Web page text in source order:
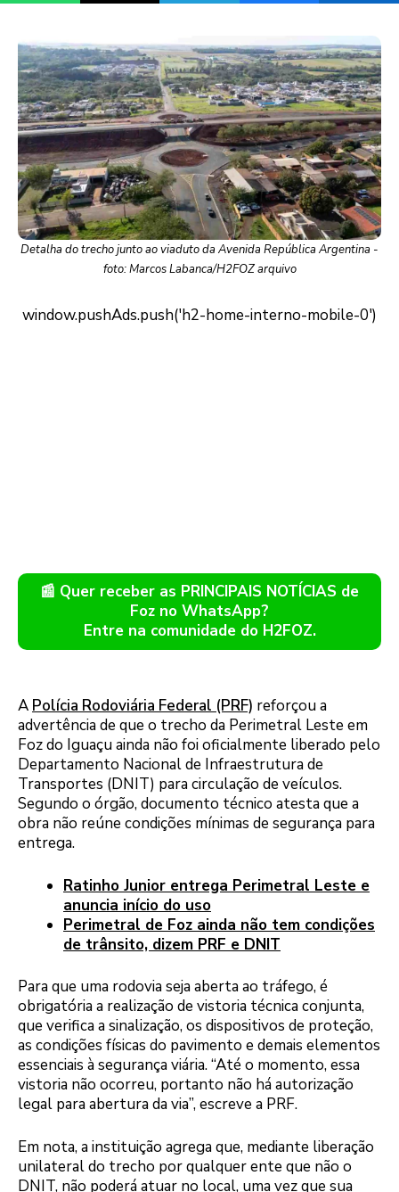
Detalha do trecho junto ao viaduto da Avenida República Argentina -
foto: Marcos Labanca/H2FOZ arquivo
📰 Quer receber as PRINCIPAIS NOTÍCIAS de
Foz no WhatsApp?
Entre na comunidade do H2FOZ.
A Polícia Rodoviária Federal (PRF) reforçou a
advertência de que o trecho da Perimetral Leste em
Foz do Iguaçu ainda não foi oficialmente liberado pelo
Departamento Nacional de Infraestrutura de
Transportes (DNIT) para circulação de veículos.
Segundo o órgão, documento técnico atesta que a
obra não reúne condições mínimas de segurança para
entrega.
Ratinho Junior entrega Perimetral Leste e
anuncia início do uso
Perimetral de Foz ainda não tem condições
de trânsito, dizem PRF e DNIT
Para que uma rodovia seja aberta ao tráfego, é
obrigatória a realização de vistoria técnica conjunta,
que verifica a sinalização, os dispositivos de proteção,
as condições físicas do pavimento e demais elementos
essenciais à segurança viária. “Até o momento, essa
vistoria não ocorreu, portanto não há autorização
legal para abertura da via”, escreve a PRF.
Em nota, a instituição agrega que, mediante liberação
unilateral do trecho por qualquer ente que não o
DNIT, não poderá atuar no local, uma vez que sua